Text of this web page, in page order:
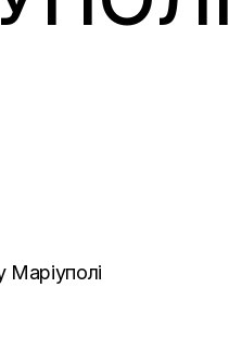
Маріуполі